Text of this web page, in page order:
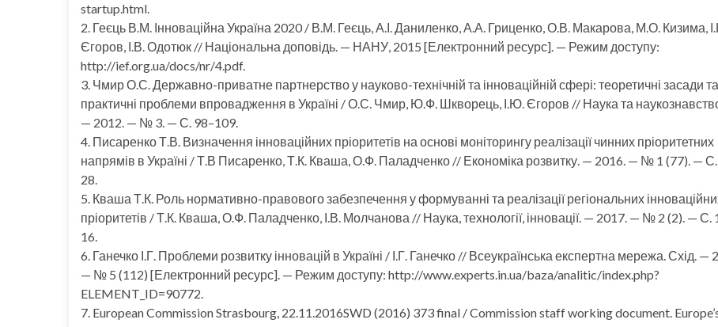
startup.html.
2. Геєць В.М. Інноваційна Україна 2020 / В.М. Геєць, А.І. Даниленко, А.А. Гриценко, О.В. Макарова, М.О. Кизима,
Єгоров, І.В. Одотюк // Національна доповідь. — НАНУ, 2015 [Електронний ресурс]. — Режим доступу:
http://ief.org.ua/docs/nr/4.pdf.
3. Чмир О.С. Державно-приватне партнерство у науково-технічній та інноваційній сфері: теоретичні засади та
практичні проблеми впровадження в Україні / О.С. Чмир, Ю.Ф. Шкворець, І.Ю. Єгоров // Наука та
— 2012. — № 3. — С. 98–109.
4. Писаренко Т.В. Визначення інноваційних пріоритетів на основі моніторингу реалізації чинних пріоритетних
напрямів в Україні / Т.В Писаренко, Т.К. Кваша, О.Ф. Паладченко // Економіка розвитку. — 2016. — № 1 (77). —
28.
5. Кваша Т.К. Роль нормативно-правового забезпечення у формуванні та реалізації регіональних
пріоритетів / Т.К. Кваша, О.Ф. Паладченко, І.В. Молчанова // Наука, технології, інновації. — 2017. — № 2 (2). — С.
16.
6. Ганечко І.Г. Проблеми розвитку інновацій в Україні / І.Г. Ганечко // Всеукраїнська експертна мережа. Схід. —
— № 5 (112) [Електронний ресурс]. — Режим доступу: http://www.experts.in.ua/baza/analitic/index.php?
ELEMENT_ID=90772.
7. European Commission Strasbourg, 22.11.2016SWD (2016) 373 final / Commission staff working document.